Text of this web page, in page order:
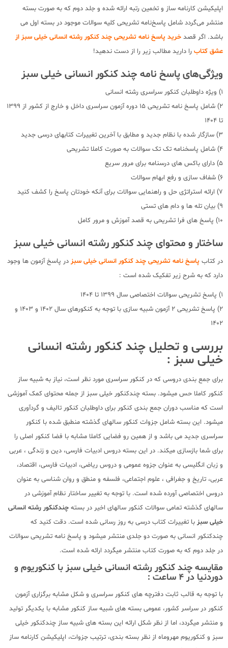
اپلیکیشن کارنامه ساز و تخمین رتبه ارائه شده و جلد دوم که به صورت بسته
منتشر می‌گردد شامل پاسخ‌نامه تشریحی کلیه سوالات موجود در بسته اول می
باشد. اگر قصد خرید پاسخ نامه تشریحی چند کنکور رشته انسانی خیلی سبز از
عشق کتاب را دارید مطالب زیر را از دست ندهید!
ویژگی‌های پاسخ نامه چند کنکور انسانی خیلی سبز
1) ویژه داوطلبان کنکور سراسری رشته انسانی
2) شامل پاسخ نامه تشریحی 15 دوره آزمون سراسری داخل و خارج از کشور از 1399
تا 1404
3) سازگار شده با نظام جدید و مطابق با آخرین تغییرات کتابهای درسی جدید
4) شامل پاسخنامه تک تک سوالات به صورت کاملا تشریحی
5) دارای باکس های درسنامه برای مرور سریع
6) شفاف سازی و رفع ابهام سوالات
7) ارائه استراتژی حل و راهنمایی سوالات برای آنکه خودتان پاسخ را کشف کنید
9) بیان تله ها و دام های تستی
10) پاسخ های فرا تشریحی به قصد آموزش و مرور کامل
ساختار و محتوای چند کنکور رشته انسانی خیلی سبز
در کتاب پاسخ نامه تشریحی چند کنکور انسانی خیلی سبز در پاسخ آزمون ها وجود
دارد که به شرح زیر تفکیک شده است :
1) پاسخ تشریحی سوالات اختصاصی سال 1399 تا 1404
2) پاسخ تشریحی 2 آزمون شبیه سازی با توجه به کنکورهای سال 1402 و 1403 و
1402
بررسی و تحلیل چند کنکور رشته انسانی
خیلی سبز :
برای جمع بندی دروسی که در کنکور سراسری مورد نظر است، نیاز به شبیه ساز
کنکور کاملا حس میشود. بسته چندکنکور خیلی سبز از جمله محتوای کمک آموزشی
است که مناسب دوران جمع بندی کنکور برای داوطلبان کنکور تالیف و گردآوری
میشود. این بسته شامل جزوات کنکور سالهای گذشته منطبق شده با کنکور
سراسری جدید می باشد و از همین رو فضایی کاملا مشابه با فضا کنکور اصلی را
برای شما بازسازی میکند. در این بسته دروس ادبیات فارسی، دین و زندگی ، عربی
و زبان انگلیسی به عنوان جزوه عمومی و دروس ریاضی، ادبیات فارسی، اقتصاد،
عربی، تاریخ و جغرافی ، علوم اجتماعی، فلسفه و منطق و روان شناسی به عنوان
دروس اختصاصی آورده شده است. با توجه به تغییر ساختار نظام آموزشی در
سالهای گذشته تمامی سوالات کنکور سالهای اخیر در بسته چندکنکور رشته انسانی
خیلی سبز با تغییرات کتاب درسی به روز رسانی شده است. دقت کنید که
چندکنکور انسانی به صورت دو جلدی منتشر میشود و پاسخ نامه تشریحی سوالات
در جلد دوم که به صورت کتاب منتشر میگردد ارائه شده است.
مقایسه چند کنکور رشته انسانی خیلی سبز با کنکوریوم و
دوردنیا در 4 ساعت :
با توجه به قالب ثابت دفترچه های کنکور سراسری و شکل مشابه برگزاری آزمون
کنکور در سراسر کشور، عمومی بسته های شبیه ساز کنکور مشابه با یکدیگر تولید
و منتشر میگردد، اما از نظر شکل ارائه این بسته های شبیه ساز چندکنکور خیلی
سبز و کنکوریوم مهروماه از نظر بسته بندی، ترتیب جزوات، اپلیکیشن کارنامه ساز